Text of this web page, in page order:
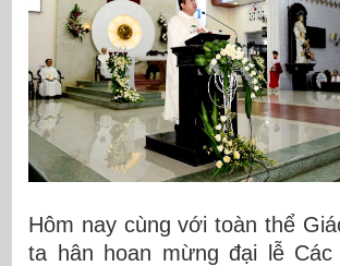
Hôm nay cùng với toàn thể
ta hân hoan mừng đại lễ Các